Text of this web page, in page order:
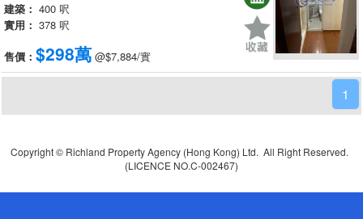
建築： 400 呎
實用： 378 呎
售價： $298萬 @$7,884/實
1
Copyright © Richland Property Agency (Hong Kong) Ltd. All Right Reserved.
(LICENCE NO.C-002467)